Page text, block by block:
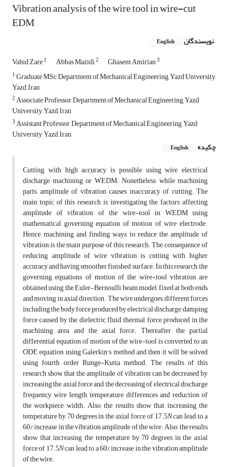
Vibration analysis of the wire tool in wire-cut
EDM
نویسندگان English
Vahid Zare1 Abbas Mazidi2 Ghasem Amirian3
1Graduate MSc, Department of Mechanical Engineering, Yazd University,
Yazd, Iran
2Associate Professor, Department of Mechanical Engineering, Yazd
University, Yazd, Iran
3Assistant Professor, Department of Mechanical Engineering, Yazd
University, Yazd, Iran
چکیده
English
Cutting with high accuracy is possible using wire electrical
discharge machining or WEDM. Nonetheless, while machining
parts, amplitude of vibration causes inaccuracy of cutting. The
main topic of this research is investigating the factors affecting
amplitude of vibration of the wire-tool in WEDM using
mathematical governing equation of motion of wire electrode.
Hence, machining and finding ways to reduce the amplitude of
vibration is the main purpose of this research. The consequence of
reducing amplitude of wire vibration is cutting with higher
accuracy and having smoother finished surface. In this research, the
governing equations of motion of the wire-tool vibration are
obtained using the Euler-Bernoulli beam model, fixed at both ends
and moving in axial direction. The wire undergoes different forces
including the body force produced by electrical discharge, damping
force caused by the dielectric fluid, thermal force produced in the
machining area and the axial force. Thereafter, the partial
differential equation of motion of the wire-tool is converted to an
ODE equation using Galerkin's method and then it will be solved
using fourth order Runge-Kutta method. The results of this
research show that the amplitude of vibration can be decreased by
increasing the axial force and the decreasing of electrical discharge
frequency, wire length, temperature differences and reduction of
the workpiece width. Also, the results show that increasing the
temperature by 70 degrees in the axial force of 17.5Ncan lead to a
60% increase in the vibration amplitude of the wire. Also, the results
show that increasing the temperature by 70 degrees in the axial
force of 17.5Ncan lead to a 60% increase in the vibration amplitude
of the wire.